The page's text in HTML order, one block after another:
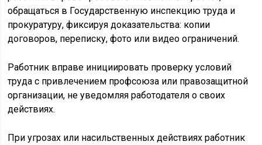
обращаться в Государственную инспекцию труда и
прокуратуру, фиксируя доказательства: копии
договоров, переписку, фото или видео ограничений.
Работник вправе инициировать проверку условий
труда с привлечением профсоюза или правозащитной
организации, не уведомляя работодателя о своих
действиях.
При угрозах или насильственных действиях работник